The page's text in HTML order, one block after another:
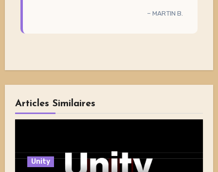
– MARTIN B.
Articles Similaires
Unity